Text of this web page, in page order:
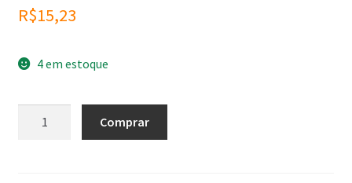
R$15,23
4 em estoque
Comprar